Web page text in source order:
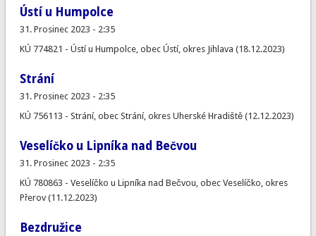
Ústí u Humpolce
31. Prosinec 2023 - 2:35
KÚ 774821 - Ústí u Humpolce, obec Ústí, okres Jihlava (18.12.2023)
Strání
31. Prosinec 2023 - 2:35
KÚ 756113 - Strání, obec Strání, okres Uherské Hradiště (12.12.2023)
Veselíčko u Lipníka nad Bečvou
31. Prosinec 2023 - 2:35
KÚ 780863 - Veselíčko u Lipníka nad Bečvou, obec Veselíčko, okres
Přerov (11.12.2023)
Bezdružice